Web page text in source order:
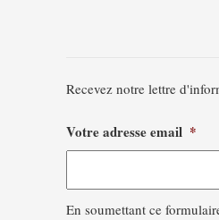
Recevez notre lettre
Votre adresse email *
En soumettant ce